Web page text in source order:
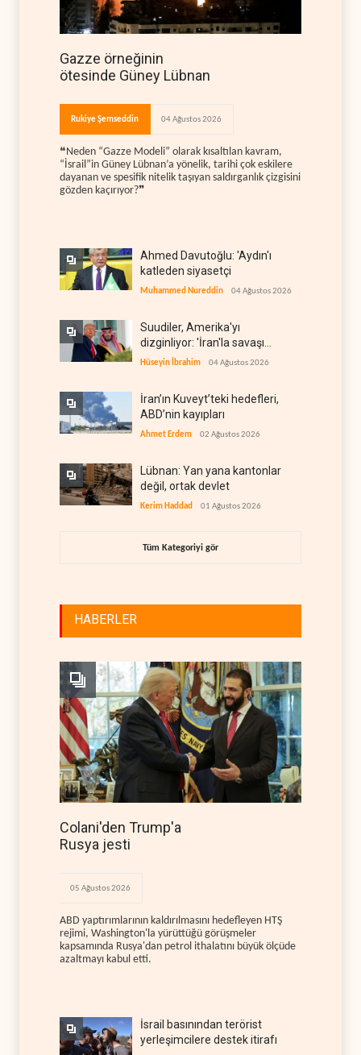
Gazze örneğinin
ötesinde Güney Lübnan
Rukiye Şemseddin 04 Ağustos 2026
❝Neden “Gazze Modeli” olarak kısaltılan kavram,
“İsrail”in Güney Lübnan’a yönelik, tarihi çok eskilere
dayanan ve spesifik nitelik taşıyan saldırganlık çizgisini
gözden kaçırıyor?❞
Ahmed Davutoğlu: 'Aydın'ı
katleden siyasetçi
Muhammed Nureddin 04 Ağustos 2026
Suudiler, Amerika'yı
dizginliyor: 'İran'la savaşı
kaldıracak gücümüz yok'
Hüseyin İbrahim 04 Ağustos 2026
İran’ın Kuveyt’teki hedefleri,
ABD’nin kayıpları
Ahmet Erdem 02 Ağustos 2026
Lübnan: Yan yana kantonlar
değil, ortak devlet
Kerim Haddad 01 Ağustos 2026
Tüm Kategoriyi gör
HABERLER
Colani'den Trump'a
Rusya jesti
05 Ağustos 2026
ABD yaptırımlarının kaldırılmasını hedefleyen HTŞ
rejimi, Washington'la yürüttüğü görüşmeler
kapsamında Rusya'dan petrol ithalatını büyük ölçüde
azaltmayı kabul etti.
İsrail basınından terörist
yerleşimcilere destek itirafı